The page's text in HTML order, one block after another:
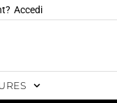
Accedi